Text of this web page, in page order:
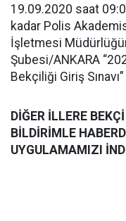
19.09.2020 saat
kadar Polis
İşletmesi
Şubesi/ANKARA
Bekçiliği Giriş
DİĞER İLLERE
BİLDİRİMLE
UYGULAMAMIZI